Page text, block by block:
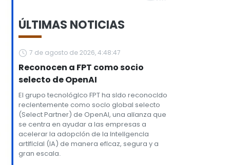
ÚLTIMAS NOTICIAS
7 de agosto de 2026, 4:48:47
Reconocen a FPT como socio
selecto de OpenAI
El grupo tecnológico FPT ha sido reconocido
recientemente como socio global selecto
(Select Partner) de OpenAI, una alianza que
se centra en ayudar a las empresas a
acelerar la adopción de la inteligencia
artificial (IA) de manera eficaz, segura y a
gran escala.